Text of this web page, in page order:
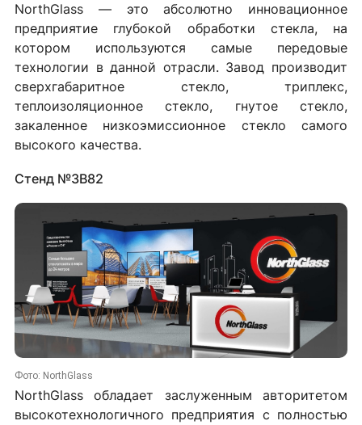
NorthGlass — это абсолютно инновационное
предприятие глубокой обработки стекла, на
котором используются самые передовые
технологии в данной отрасли. Завод производит
сверхгабаритное стекло, триплекс,
теплоизоляционное стекло, гнутое стекло,
закаленное низкоэмиссионное стекло самого
высокого качества.
Стенд №3B82
Фото: NorthGlass
NorthGlass обладает заслуженным авторитетом
высокотехнологичного предприятия с полностью